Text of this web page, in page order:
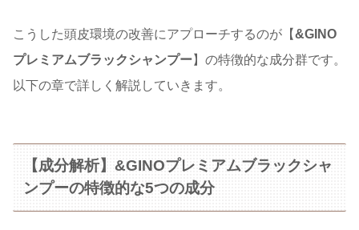
こうした頭皮環境の改善にアプローチするのが【&GINO
プレミアムブラックシャンプー】の特徴的な成分群です。
以下の章で詳しく解説していきます。
【成分解析】&GINOプレミアムブラックシャ
ンプーの特徴的な5つの成分